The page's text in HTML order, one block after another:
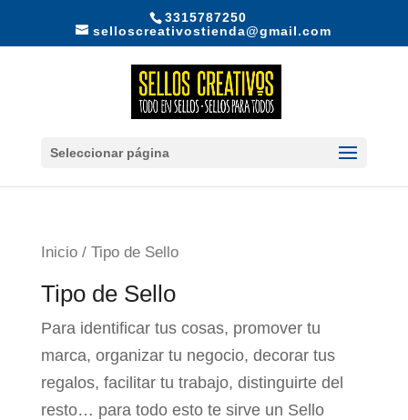
3315787250
selloscreativostienda@gmail.com
Seleccionar página
Inicio/ Tipo de Sello
Tipo de Sello
Para identificar tus cosas, promover tu
marca, organizar tu negocio, decorar tus
regalos, facilitar tu trabajo, distinguirte del
resto… para todo esto te sirve un Sello